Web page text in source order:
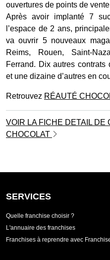
ouvertures de points de
Après avoir implanté 7
l’espace de 2 ans,
va ouvrir 5 nouveaux
Reims, Rouen, Saint-
Ferrand. Dix autres
et une dizaine d’autres en
Retrouvez RÉAUTÉ
VOIR LA FICHE DETAIL DE
CHOCOLAT
SERVICES
Quelle franchise choisir ?
L'annuaire des franchises
Franchises à reprendre avec